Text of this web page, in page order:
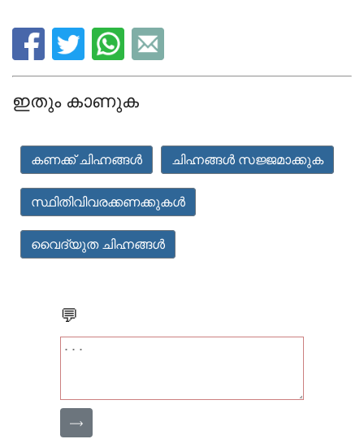
ഇതും കാണുക
കണക്ക് ചിഹ്നങ്ങൾ ചിഹ്നങ്ങൾ സജ്ജമാക്കുക
സ്ഥിതിവിവരക്കണക്കുകൾ
വൈദ്യുത ചിഹ്നങ്ങൾ
💬
⟶